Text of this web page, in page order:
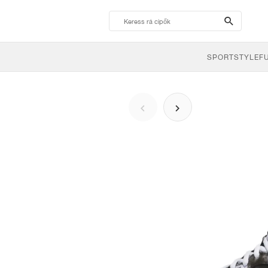
search-
btn
SPORTSTYLE